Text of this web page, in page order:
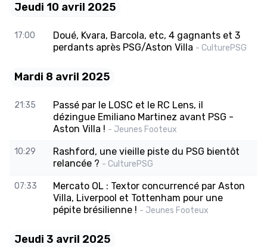
Jeudi 10 avril 2025
17:00
Doué, Kvara, Barcola, etc, 4 gagnants et 3
perdants après PSG/Aston Villa - CulturePSG
Mardi 8 avril 2025
21:35
Passé par le LOSC et le RC Lens, il
dézingue Emiliano Martinez avant PSG -
Aston Villa ! - Jeunes Footeux
10:29
Rashford, une vieille piste du PSG bientôt
relancée ? - CulturePSG
07:33
Mercato OL : Textor concurrencé par Aston
Villa, Liverpool et Tottenham pour une
pépite brésilienne ! - Jeunes Footeux
Jeudi 3 avril 2025